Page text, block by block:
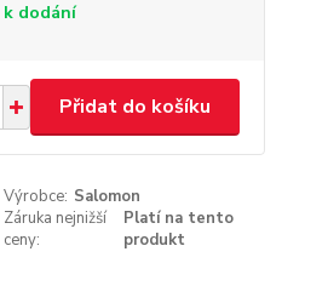
k dodání
Přidat do košíku
Výrobce: Salomon
Záruka nejnižší
ceny:
Platí na tento
produkt